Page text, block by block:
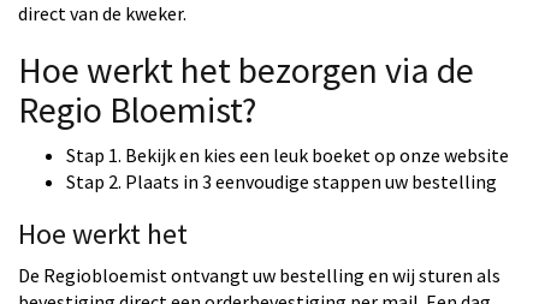
direct van de kweker.
Hoe werkt het bezorgen via de
Regio Bloemist?
Stap 1. Bekijk en kies een leuk boeket op onze website
Stap 2. Plaats in 3 eenvoudige stappen uw bestelling
Hoe werkt het
De Regiobloemist ontvangt uw bestelling en wij sturen als